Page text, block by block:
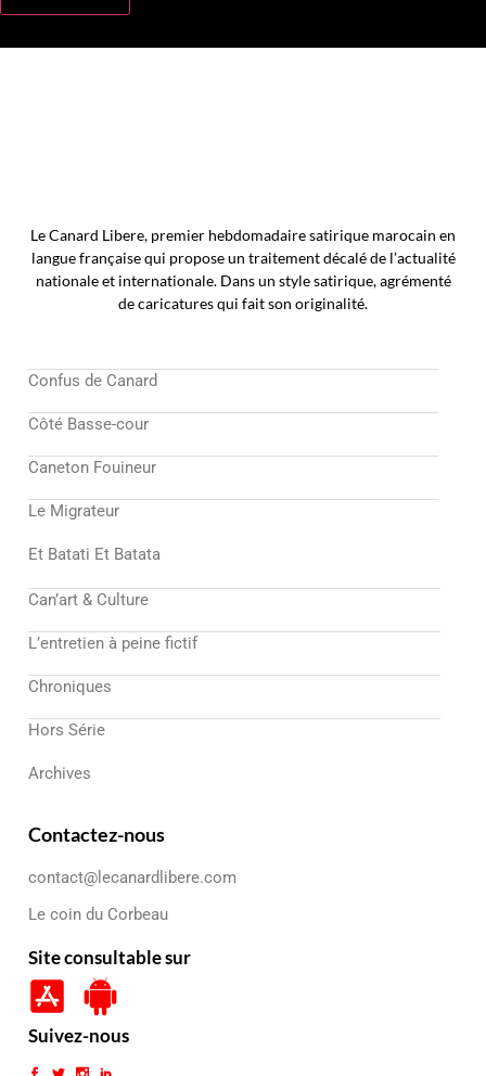
Le Canard Libere, premier hebdomadaire satirique marocain en
langue française qui propose un traitement décalé de l’actualité
nationale et internationale. Dans un style satirique, agrémenté
de caricatures qui fait son originalité.
Confus de Canard
Côté Basse-cour
Caneton Fouineur
Le Migrateur
Et Batati Et Batata
Can’art & Culture
L’entretien à peine fictif
Chroniques
Hors Série
Archives
Contactez-nous
contact@lecanardlibere.com
Le coin du Corbeau
Site consultable sur
Suivez-nous